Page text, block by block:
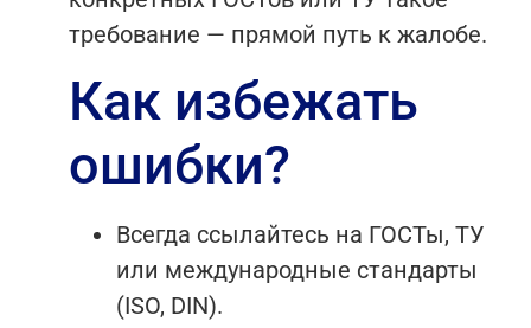
требование — прямой путь к жалобе.
Как избежать
ошибки?
Всегда ссылайтесь на ГОСТы, ТУ
или международные стандарты
(ISO, DIN).